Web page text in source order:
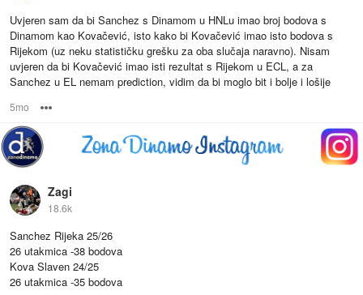
Uvjeren sam da bi Sanchez s Dinamom u HNLu imao broj bodova s
Dinamom kao Kovačević, isto kako bi Kovačević imao isto bodova s
Rijekom (uz neku statističku grešku za oba slučaja naravno). Nisam
uvjeren da bi Kovačević imao isti rezultat s Rijekom u ECL, a za
Sanchez u EL nemam prediction, vidim da bi moglo bit i bolje i lošije
5mo
Zagi
18.6k
Sanchez Rijeka 25/26
26 utakmica -38 bodova
Kova Slaven 24/25
26 utakmica -35 bodova